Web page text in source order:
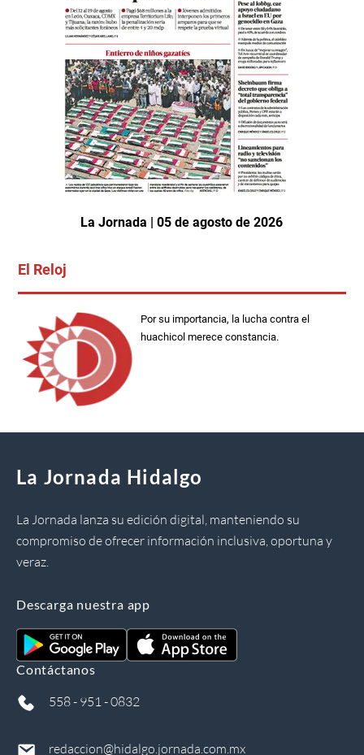
La Jornada | 05 de agosto de 2026
El Reloj
Por su importancia, la lucha contra el
huachicol merece constancia.
La Jornada Hidalgo
La Jornada lanza su edición digital, manteniendo su
compromiso de ofrecer información inclusiva, oportuna y
veraz.
Descarga nuestra app
Contáctanos
558 - 951 - 0832
redaccion@hidalgo.jornada.com.mx